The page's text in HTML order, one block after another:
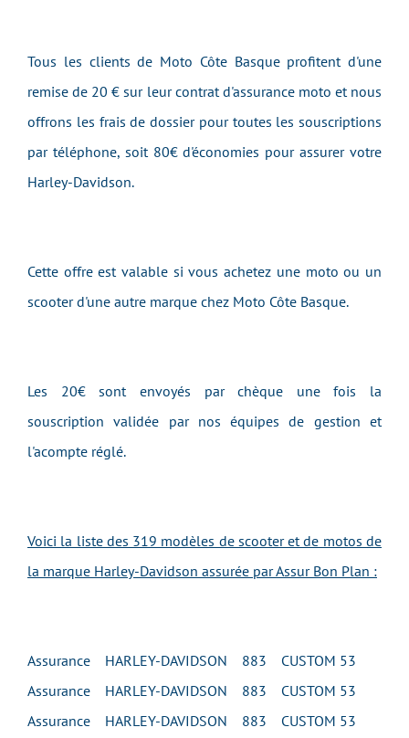
Tous les clients de Moto Côte Basque profitent d'une
remise de 20 € sur leur contrat d'assurance moto et nous
offrons les frais de dossier pour toutes les souscriptions
par téléphone, soit 80€ d'économies pour assurer votre
Harley-Davidson.
Cette offre est valable si vous achetez une moto ou un
scooter d'une autre marque chez Moto Côte Basque.
Les 20€ sont envoyés par chèque une fois la
souscription validée par nos équipes de gestion et
l'acompte réglé.
Voici la liste des 319 modèles de scooter et de motos de
la marque Harley-Davidson assurée par Assur Bon Plan :
Assurance HARLEY-DAVIDSON 883 CUSTOM 53
Assurance HARLEY-DAVIDSON 883 CUSTOM 53
Assurance HARLEY-DAVIDSON 883 CUSTOM 53